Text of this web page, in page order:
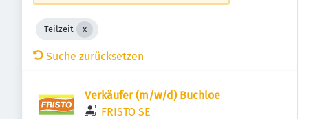
Teilzeit
Suche zurücksetzen
Verkäufer (m/w/d) Buchloe
FRISTO SE